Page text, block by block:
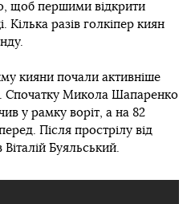
щоб першими відкрити
Кілька разів голкіпер киян
кияни почали активніше
Спочатку Микола Шапаренко
у рамку воріт, а на 82
Після прострілу від
Буяльський.